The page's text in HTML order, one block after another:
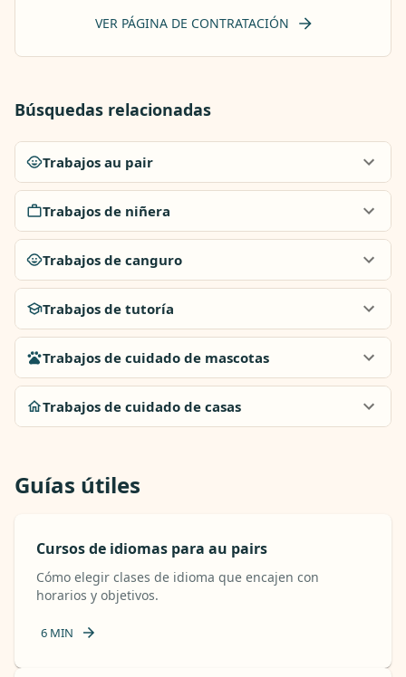
VER PÁGINA DE CONTRATACIÓN
Búsquedas relacionadas
Trabajos au pair
Trabajos de niñera
Trabajos de canguro
Trabajos de tutoría
Trabajos de cuidado de mascotas
Trabajos de cuidado de casas
Guías útiles
Cursos de idiomas para au pairs
Cómo elegir clases de idioma que encajen con
horarios y objetivos.
6 MIN